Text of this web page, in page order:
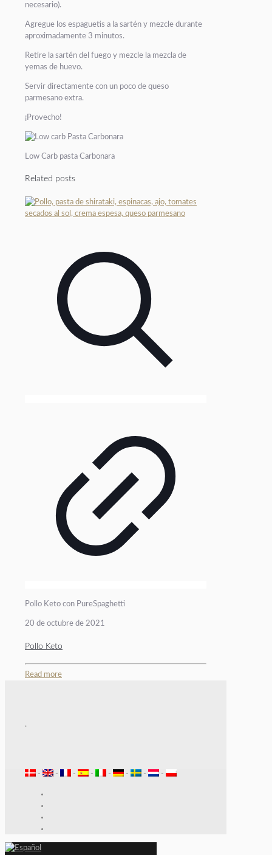
necesario).
Agregue los espaguetis a la sartén y mezcle durante
aproximadamente 3 minutos.
Retire la sartén del fuego y mezcle la mezcla de
yemas de huevo.
Servir directamente con un poco de queso
parmesano extra.
¡Provecho!
Low Carb pasta Carbonara
Related posts
Pollo Keto con PureSpaghetti
20 de octubre de 2021
Pollo Keto
Read more
.
- - - - - - - -